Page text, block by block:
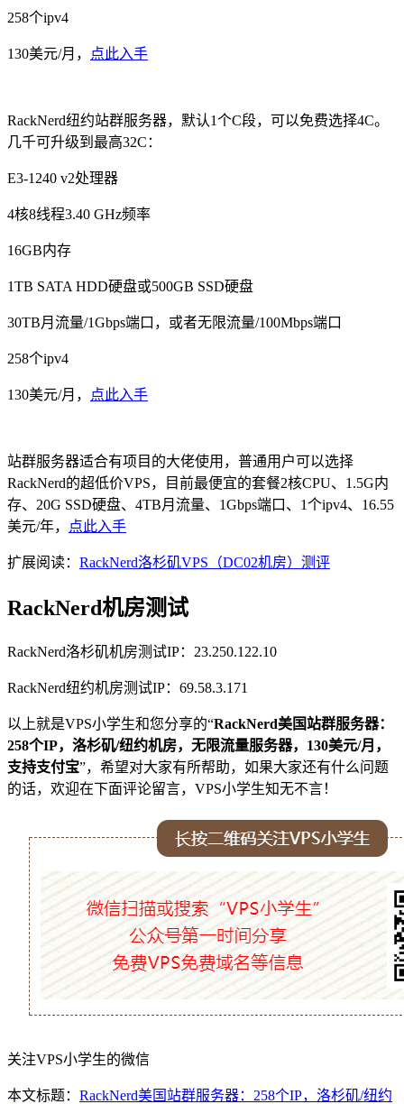
258个ipv4
130美元/月， 点此入手
RackNerd纽约站群服务器，默认1个C段，可以免费选择4C。
几千可升级到最高32C：
E3-1240 v2处理器
4核8线程3.40 GHz频率
16GB内存
1TB SATA HDD硬盘或500GB SSD硬盘
30TB月流量/1Gbps端口，或者无限流量/100Mbps端口
258个ipv4
130美元/月， 点此入手
站群服务器适合有项目的大佬使用，普通用户可以选择
RackNerd的超低价VPS，目前最便宜的套餐2核CPU、1.5G内
存、20G SSD硬盘、4TB月流量、1Gbps端口、1个ipv4、16.55
美元/年，
点此入手
扩展阅读： RackNerd洛杉矶VPS（DC02机房）测评
RackNerd机房测试
RackNerd洛杉矶机房测试IP：23.250.122.10
RackNerd纽约机房测试IP：69.58.3.171
以上就是VPS小学生和您分享的“RackNerd美国站群服务器：
258个IP，洛杉矶/纽约机房，无限流量服务器，130美元/月，
支持支付宝”，希望对大家有所帮助，如果大家还有什么问题
的话，欢迎在下面评论留言，VPS小学生知无不言！
关注VPS小学生的微信
本文标题： RackNerd美国站群服务器：258个IP，洛杉矶/纽约